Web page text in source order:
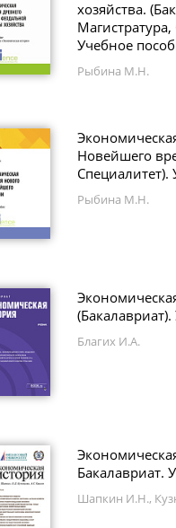
хозяйства.
Учебное
Рыбина М.Н.
Новейшего
Специалитет).
Рыбина М.Н.
Благих И.А.
Бакалавриат.
Шапкин И.Н.,